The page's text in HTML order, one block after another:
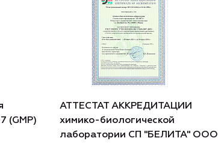
(GMP)
АТТЕСТАТ АККРЕДИТАЦИИ
химико-биологической
лаборатории СП "БЕЛИТА" ООО